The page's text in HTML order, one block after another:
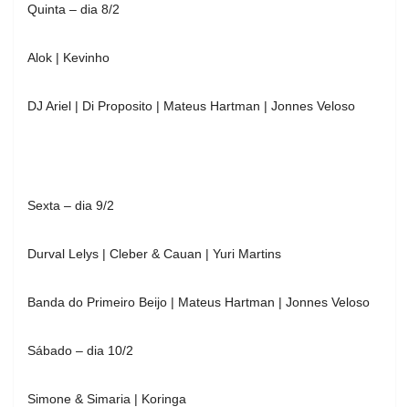
Quinta – dia 8/2
Alok | Kevinho
DJ Ariel | Di Proposito | Mateus Hartman | Jonnes Veloso
Sexta – dia 9/2
Durval Lelys | Cleber & Cauan | Yuri Martins
Banda do Primeiro Beijo | Mateus Hartman | Jonnes Veloso
Sábado – dia 10/2
Simone & Simaria | Koringa